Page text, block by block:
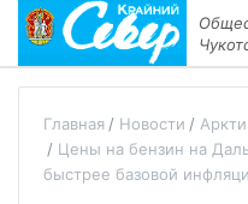
Главная Новости
Цены на бензин на
быстрее базовой